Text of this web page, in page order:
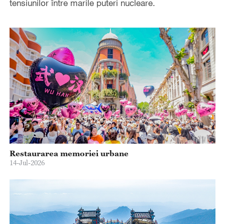
tensiunilor între marile puteri nucleare.
Restaurarea memoriei urbane
14-Jul-2026